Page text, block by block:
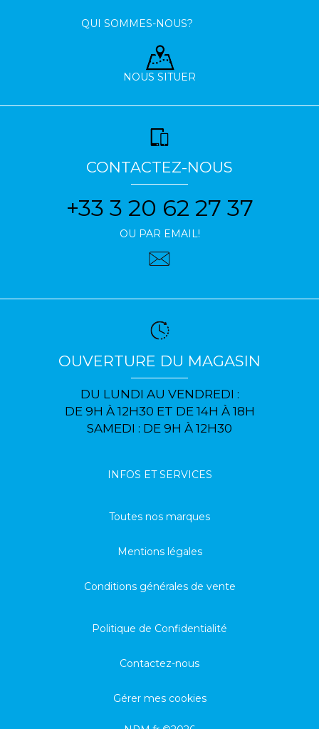
QUI SOMMES-NOUS?
NOUS SITUER
CONTACTEZ-NOUS
+33 3 20 62 27 37
OU PAR EMAIL!
OUVERTURE DU MAGASIN
DU LUNDI AU VENDREDI :
DE 9H À 12H30 ET DE 14H À 18H
SAMEDI : DE 9H À 12H30
INFOS ET SERVICES
Toutes nos marques
Mentions légales
Conditions générales de vente
Politique de Confidentialité
Contactez-nous
Gérer mes cookies